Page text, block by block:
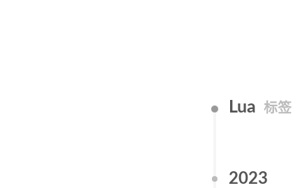
Lua 标签
2023